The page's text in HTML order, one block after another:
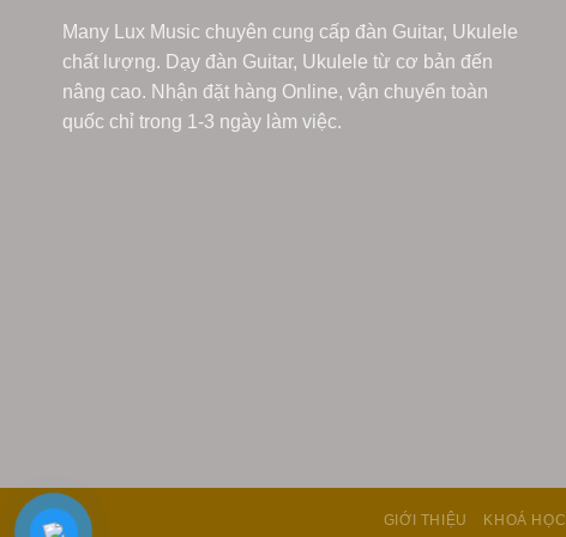
Many Lux Music chuyên cung cấp đàn Guitar, Ukulele
chất lượng. Dạy đàn Guitar, Ukulele từ cơ bản đến
nâng cao. Nhận đặt hàng Online, vận chuyển toàn
quốc chỉ trong 1-3 ngày làm việc.
GIỚI THIỆU KHOÁ HỌC